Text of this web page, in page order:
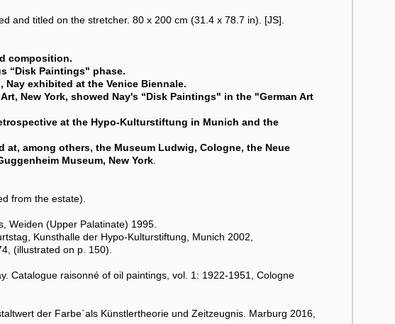
and titled on the stretcher. 80 x 200 cm (31.4 x 78.7 in). [JS].
composition.
“Disk Paintings" phase.
Nay exhibited at the Venice Biennale.
New York, showed Nay's “Disk Paintings" in the "German Art
at the Hypo-Kulturstiftung in Munich and the
among others, the Museum Ludwig, Cologne, the Neue
Museum, New York.
from the estate).
Weiden (Upper Palatinate) 1995.
Kunsthalle der Hypo-Kulturstiftung, Munich 2002,
(illustrated on p. 150).
Catalogue raisonné of oil paintings, vol. 1: 1922-1951, Cologne
der Farbe`als Künstlertheorie und Zeitzeugnis. Marburg 2016,